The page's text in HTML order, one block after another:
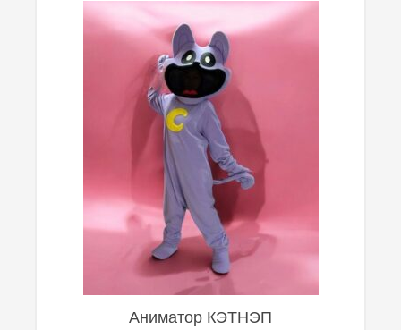
Аниматор КЭТНЭП